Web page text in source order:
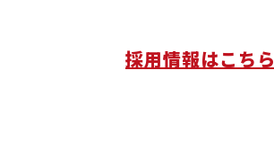
採用情報はこちら